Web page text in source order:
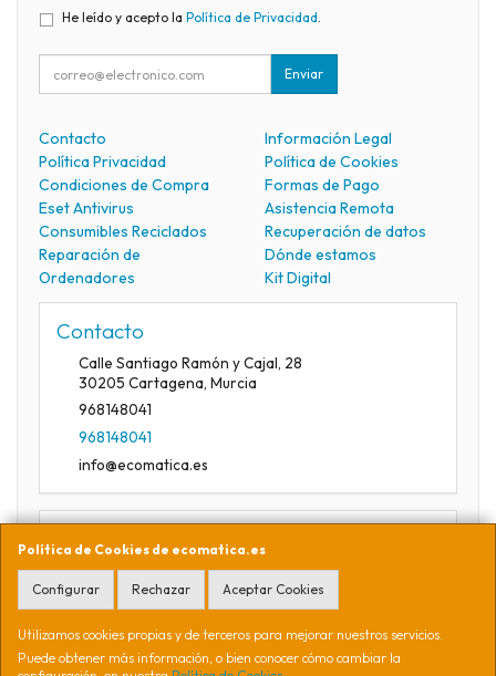
Política de Cookies de ecomatica.es
Configurar Rechazar Aceptar Cookies
Utilizamos cookies propias y de terceros para mejorar nuestros servicios.
Puede obtener más información, o bien conocer cómo cambiar la
He leído y acepto la Política de Privacidad.
Enviar
Contacto
Información Legal
Política Privacidad
Política de Cookies
Condiciones de Compra
Formas de Pago
Eset Antivirus
Asistencia Remota
Consumibles Reciclados
Recuperación de datos
Reparación de
Ordenadores
Dónde estamos
Kit Digital
Contacto
Calle Santiago Ramón y Cajal, 28
30205 Cartagena, Murcia
968148041
968148041
info@ecomatica.es
Horario
09:30-13:30
Ecomática Soluciones Informáticas S.L. CIF B16941254. Calle